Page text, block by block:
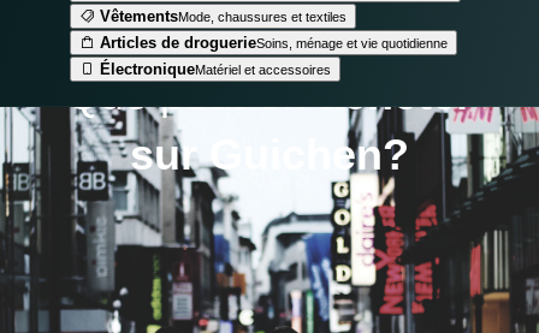
VêtementsMode, chaussures et textiles
Articles de droguerieSoins, ménage et vie quotidienne
ÉlectroniqueMatériel et accessoires
Choisir ma localisation
Que peut-onacheter
sur Guichen?